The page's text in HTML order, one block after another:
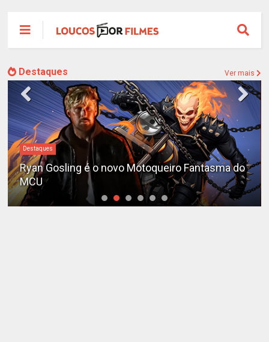
Destaques Ver mais
Destaques
Ryan Gosling é o novo Motoqueiro Fantasma do
MCU